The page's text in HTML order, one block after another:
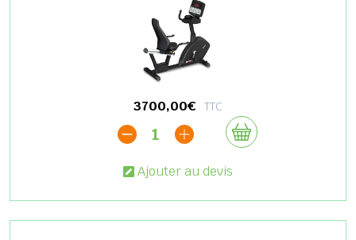
3700,00€ TTC
1
Ajouter au devis